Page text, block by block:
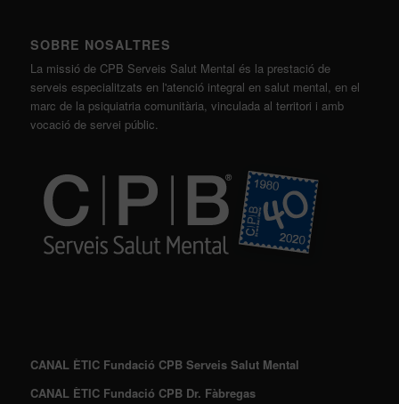
SOBRE NOSALTRES
La missió de CPB Serveis Salut Mental és la prestació de
serveis especialitzats en l'atenció integral en salut mental, en el
marc de la psiquiatria comunitària, vinculada al territori i amb
vocació de servei públic.
CANAL ÈTIC Fundació CPB Serveis Salut Mental
CANAL ÈTIC Fundació CPB Dr. Fàbregas